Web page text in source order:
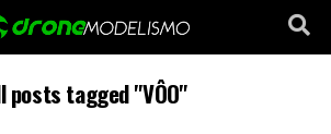
posts tagged "VÔO"